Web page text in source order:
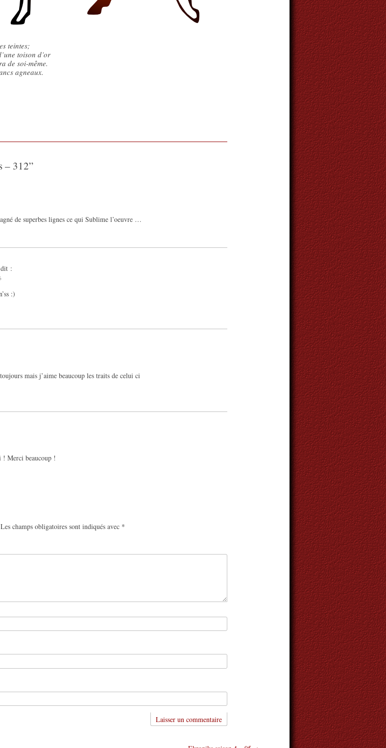
teintes;
toison d’or
de soi-même.
agneaux.
– 312”
de superbes lignes ce qui Sublime l’oeuvre …
dit :
:)
mais j’aime beaucoup les traits de celui ci
Merci beaucoup !
Les champs obligatoires sont indiqués avec *